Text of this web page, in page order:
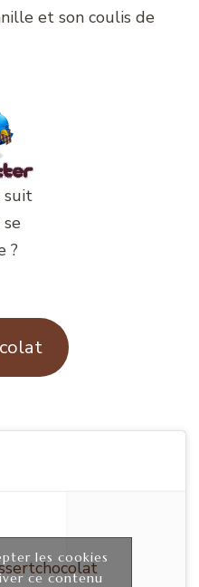
et son coulis de
suit
?
les cookies
ce contenu